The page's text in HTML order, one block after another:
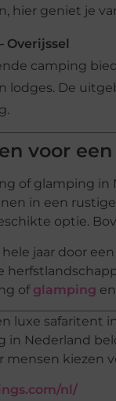
hier geniet je
Overijssel
camping
lodges. De
voor
of glamping
in een
optie.
jaar door
of glamping
luxe safaritent
in Nederland
mensen kiezen
nl/